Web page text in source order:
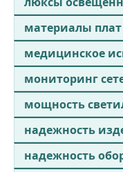
материалы плат
медицинское
мониторинг
мощность
надежность
надежность